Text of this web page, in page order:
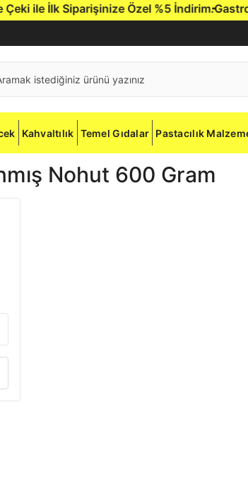
ile İlk Siparişinize Özel %5 İndirim.
Kahvaltılık Temel Gıdalar Pastacılık
Nohut 600 Gram